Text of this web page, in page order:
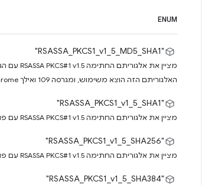
ENUM
"RSASSA_PKCS1_v1_5_MD5_SHA1"
האלגוריתם הזה הוצא משימוש, ומגרסה 109 ואילך Chrome לא יבקש אותו יותר.
"RSASSA_PKCS1_v1_5_SHA1"
מציין את אלגוריתם החתימה RSASSA PKCS#1 v1.5 עם פונקציית הגיבוב SHA-1.
"RSASSA_PKCS1_v1_5_SHA256"
מציין את אלגוריתם החתימה RSASSA PKCS#1 v1.5 עם פונקציית הגיבוב SHA-256.
"RSASSA_PKCS1_v1_5_SHA384"